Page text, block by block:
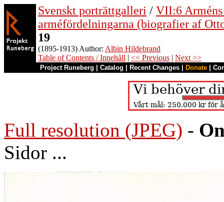
Svenskt porträttgalleri / VII:6
arméfördelningarna (biografier af
19
(1895-1913) Author: Albin Hildebrand
Table of Contents / Innehåll | << Previous | Next >>
Project Runeberg Catalog Recent Changes Donate
Full resolution (JPEG) -
Sidor ...